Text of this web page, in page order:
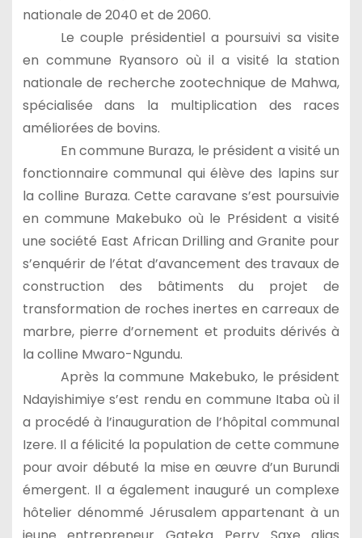
nationale de 2040 et de 2060.
Le couple présidentiel a poursuivi sa visite
en commune Ryansoro où il a visité la station
nationale de recherche zootechnique de Mahwa,
spécialisée dans la multiplication des races
améliorées de bovins.
En commune Buraza, le président a visité un
fonctionnaire communal qui élève des lapins sur
la colline Buraza. Cette caravane s’est poursuivie
en commune Makebuko où le Président a visité
une société East African Drilling and Granite pour
s’enquérir de l’état d’avancement des travaux de
construction des bâtiments du projet de
transformation de roches inertes en carreaux de
marbre, pierre d’ornement et produits dérivés à
la colline Mwaro-Ngundu.
Après la commune Makebuko, le président
Ndayishimiye s’est rendu en commune Itaba où il
a procédé à l’inauguration de l’hôpital communal
Izere. Il a félicité la population de cette commune
pour avoir débuté la mise en œuvre d’un Burundi
émergent. Il a également inauguré un complexe
hôtelier dénommé Jérusalem appartenant à un